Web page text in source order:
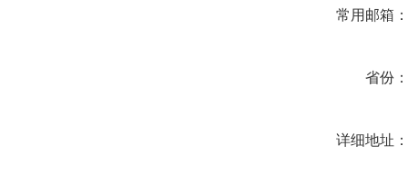
常用邮箱
省份
详细地址